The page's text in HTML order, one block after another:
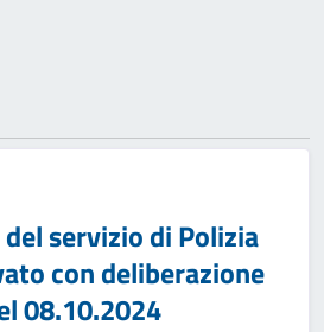
servizio di Polizia
con deliberazione
08.10.2024